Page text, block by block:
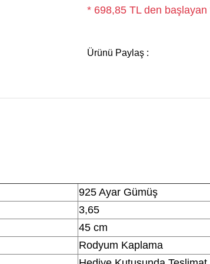
* 698,85 TL den başlayan
Ürünü Paylaş :
925 Ayar Gümüş
3,65
45 cm
Rodyum Kaplama